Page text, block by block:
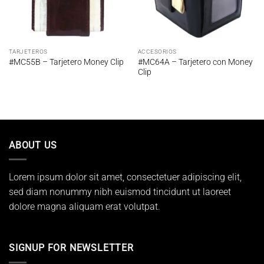
TARJETEROS
#MC55B – Tarjetero Money Clip
ACCESORIOS
#MC64A – Tarjetero con Money
Clip
ABOUT US
Lorem ipsum dolor sit amet, consectetuer adipiscing elit,
sed diam nonummy nibh euismod tincidunt ut laoreet
dolore magna aliquam erat volutpat.
SIGNUP FOR NEWSLETTER